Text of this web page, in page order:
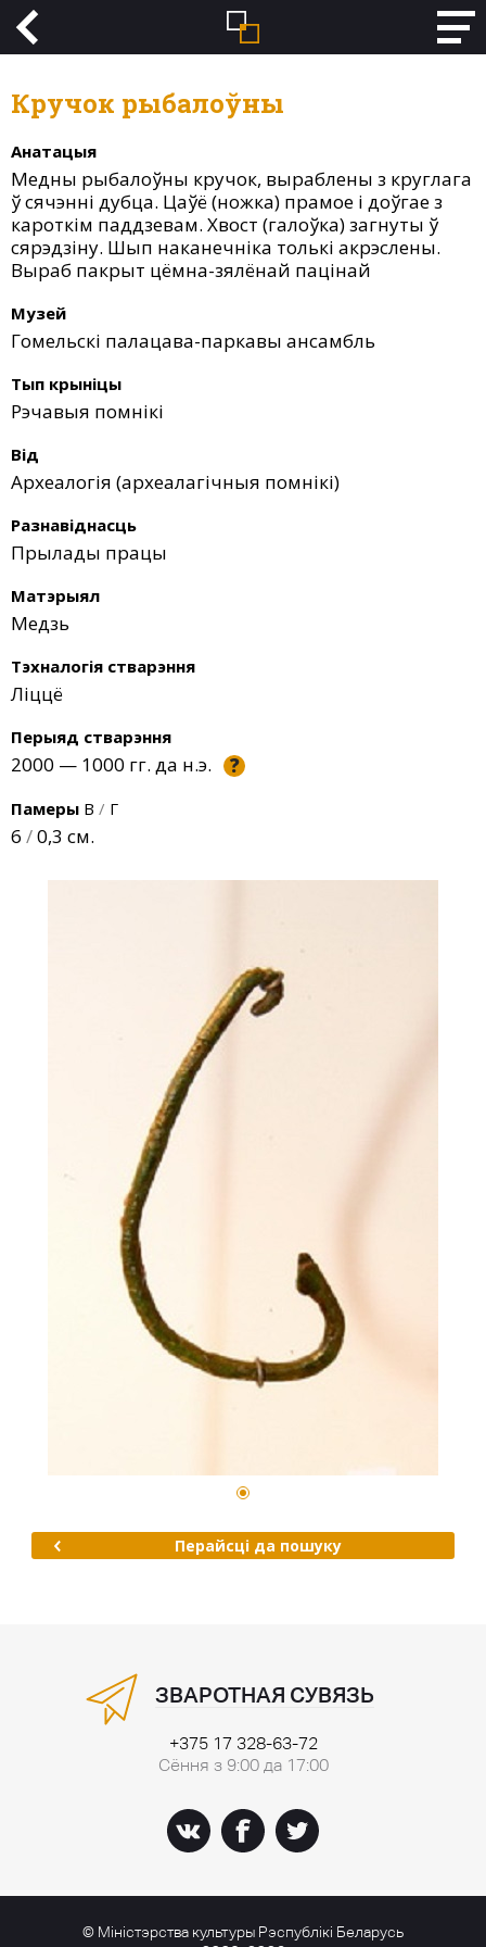
Кручок рыбалоўны
Анатацыя
Медны рыбалоўны кручок, выраблены з круглага
ў сячэнні дубца. Цаўё (ножка) прамое і доўгае з
кароткім паддзевам. Хвост (галоўка) загнуты ў
сярэдзіну. Шып наканечніка толькі акрэслены.
Выраб пакрыт цёмна-зялёнай пацінай
Музей
Гомельскі палацава-паркавы ансамбль
Тып крыніцы
Рэчавыя помнікі
Від
Археалогія (археалагічныя помнікі)
Разнавіднасць
Прылады працы
Матэрыял
Медзь
Тэхналогія стварэння
Ліццё
Перыяд стварэння
2000 — 1000 гг. да н.э. ?
Памеры В / Г
6 /0,3 см.
Перайсці да пошуку
ЗВАРОТНАЯ СУВЯЗЬ
+375 17 328-63-72
Сёння з 9:00 да 17:00
© Міністэрства культуры Рэспублікі Беларусь